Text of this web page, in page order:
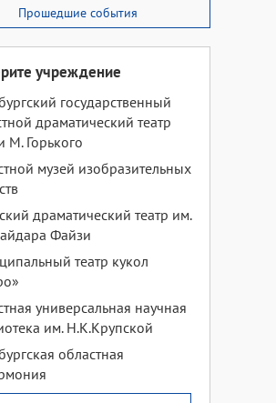
Прошедшие события
учреждение
государственный
драматический театр
М. Горького
музей изобразительных
драматический театр им.
Файзи
театр кукол
универсальная научная
им. Н.К.Крупской
областная